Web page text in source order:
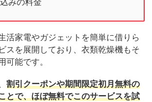
活家電やガジェットを簡単に借りら
スを展開しており、衣類乾燥機もそ
可能です。
割引クーポンや期間限定初月無料の
とで、ほぼ無料でこのサービスを試